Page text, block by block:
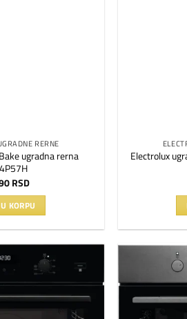
RERNE
ugradna rerna
RSD
KORPU
Electrolux
listu
želja